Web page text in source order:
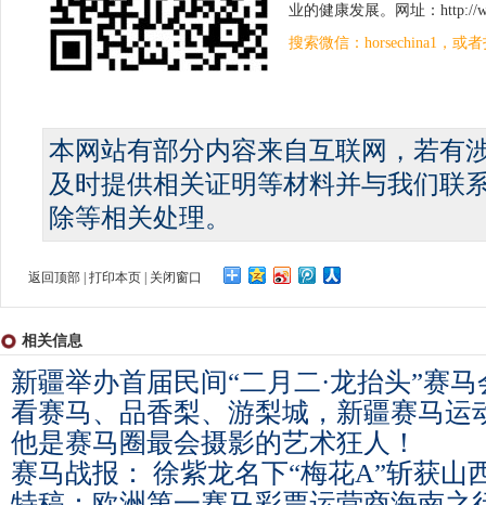
业的健康发展。网址：http://
搜索微信：horsechina1，或
本网站有部分内容来自互联网，若有
及时提供相关证明等材料并与我们联
除等相关处理。
返回顶部 | 打印本页 | 关闭窗口
相关信息
新疆举办首届民间“二月二·龙抬头”赛马
看赛马、品香梨、游梨城，新疆赛马运
他是赛马圈最会摄影的艺术狂人！
赛马战报： 徐紫龙名下“梅花A”斩获山